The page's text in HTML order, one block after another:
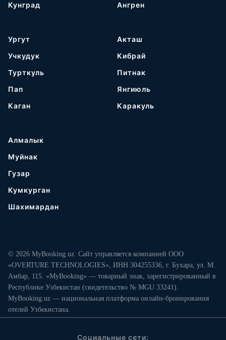
Кунград
Ангрен
Ургут
Учкудук
Турткуль
Пап
Каган
Акташ
Кибрай
Питнак
Янгиюль
Каракуль
Алмалык
Муйнак
Гузар
Кумкурган
Шахимардан
© 2026 MyBooking.uz. Сайт управляется компанией ООО
«OVERTURE TECHNOLOGIES», ИНН 304255336, г. Бухара, ул. М.
Амбар, 115. «MyBooking» — товарный знак, зарегистрированный в
Республике Узбекистан (свидетельство № MGU 33241).
MyBooking.uz — национальная платформа онлайн-бронирования
отелей Узбекистана.
Социальные сети: